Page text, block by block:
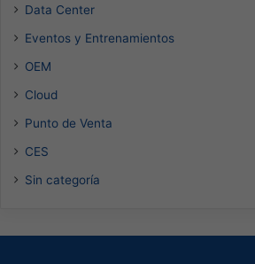
Data Center
Eventos y Entrenamientos
OEM
Cloud
Punto de Venta
CES
Sin categoría